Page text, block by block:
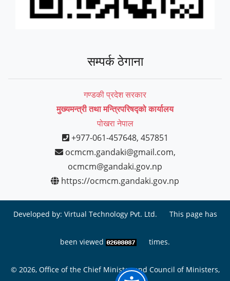
सम्पर्क ठेगाना
गण्डकी प्रदेश सरकार
मुख्यमन्त्री तथा मन्त्रिपरिषद्को कार्यालय
पोखरा नेपाल
+977-061-457648, 457851
ocmcm.gandaki@gmail.com,
ocmcm@gandaki.gov.np
https://ocmcm.gandaki.gov.np
Developed by: Virtual Technology Pvt. Ltd. This page has
been viewed times.
© 2026, Office of the Chief Minister and Council of Ministers,